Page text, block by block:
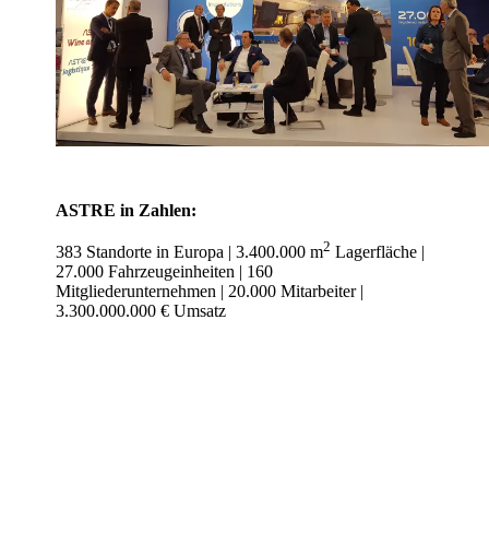
ASTRE in Zahlen:
383 Standorte in Europa | 3.400.000 m2 Lagerfläche |
27.000 Fahrzeugeinheiten | 160
Mitgliederunternehmen | 20.000 Mitarbeiter |
3.300.000.000 € Umsatz